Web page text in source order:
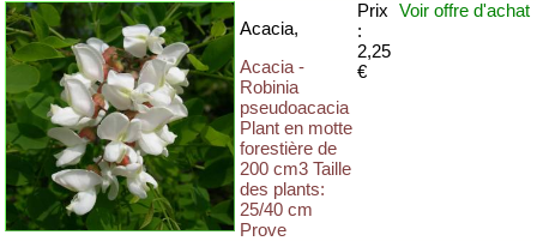
Acacia,
Acacia -
Robinia
pseudoacacia
Plant en motte
forestière de
200 cm3 Taille
des plants:
25/40 cm
Prove
Prix
:
2,25
€
Voir offre d'achat